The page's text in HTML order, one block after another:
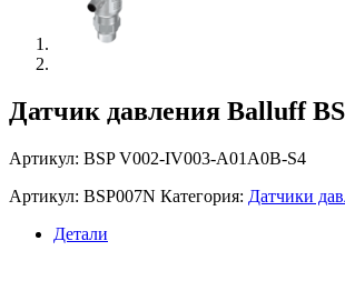
Датчик давления Balluff
Артикул: BSP V002-IV003-A01A0B-S4
Артикул: BSP007N Категория: Датчики
Детали